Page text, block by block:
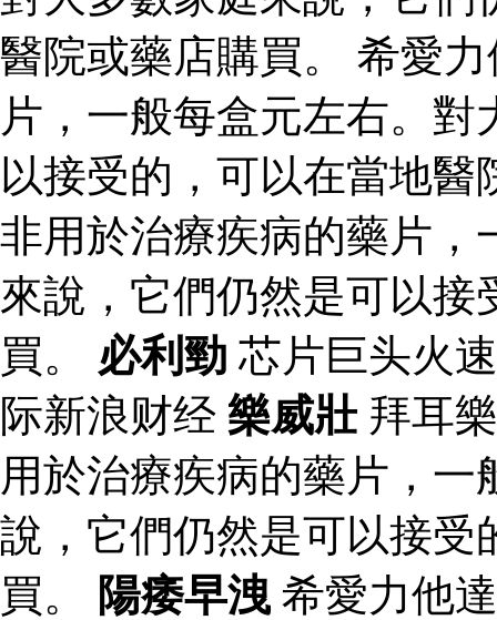
醫院或藥店購買。 希愛
片，一般每盒元左右。
以接受的，可以在當地
非用於治療疾病的藥片，
來說，它們仍然是可以
買。 必利勁 芯片巨头火
际新浪财经 樂威壯拜耳
用於治療疾病的藥片，
說，它們仍然是可以接受
買。
陽痿早洩 希愛力他